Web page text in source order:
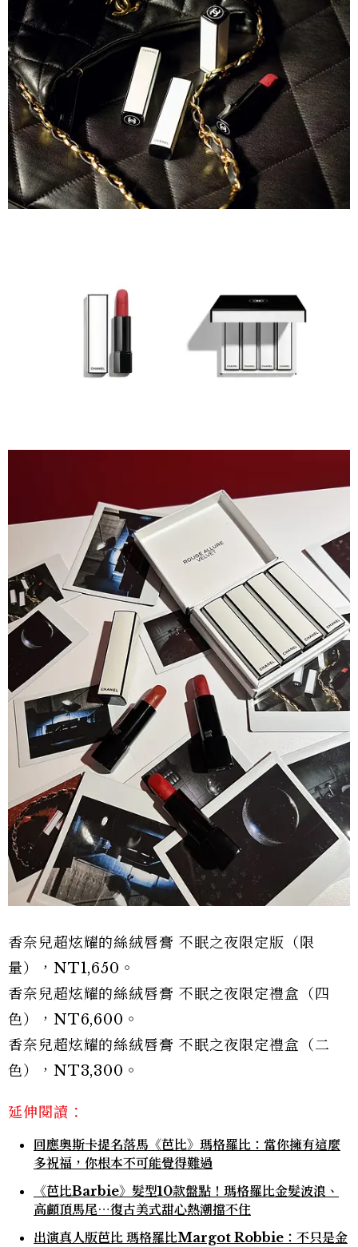
香奈兒超炫耀的絲絨唇膏 不眠之夜限定版（限
量），NT1,650。
香奈兒超炫耀的絲絨唇膏 不眠之夜限定禮盒（四
色），NT6,600。
香奈兒超炫耀的絲絨唇膏 不眠之夜限定禮盒（二
色），NT3,300。
延伸閱讀：
回應奧斯卡提名落馬《芭比》瑪格羅比：當你擁有這麼
多祝福，你根本不可能覺得難過
《芭比Barbie》髮型10款盤點！瑪格羅比金髮波浪、
高顱頂馬尾⋯復古美式甜心熱潮擋不住
出演真人版芭比 瑪格羅比Margot Robbie：不只是金